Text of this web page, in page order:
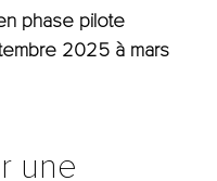
phase pilote
2025 à mars
une